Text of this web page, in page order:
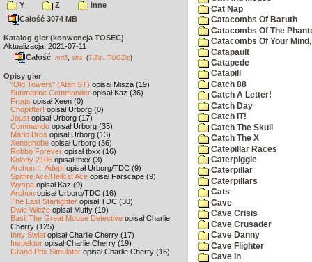
Y
Z
inne
Całość 3074 MB
Katalog gier (konwencja TOSEC)
Aktualizacja: 2021-07-11
Całość md5 sha (7-Zip TUGZip)
Opisy gier
"Old Towers" (Atari ST) opisał Misza (19)
Submarine Commander opisał Kaz (36)
Frogs opisał Xeen (0)
Choplifter! opisał Urborg (0)
Joust opisał Urborg (17)
Commando opisał Urborg (35)
Mario Bros opisał Urborg (13)
Xenophobe opisał Urborg (36)
Robbo Forever opisał tbxx (16)
Kolony 2106 opisał tbxx (3)
Archon II: Adept opisał Urborg/TDC (9)
Spitfire Ace/Hellcat Ace opisał Farscape (9)
Wyspa opisał Kaz (9)
Archon opisał Urborg/TDC (16)
The Last Starfighter opisał TDC (30)
Dwie Wieże opisał Muffy (19)
Basil The Great Mouse Detective opisał Charlie
Cherry (125)
Inny Świat opisał Charlie Cherry (17)
Inspektor opisał Charlie Cherry (19)
Grand Prix Simulator opisał Charlie Cherry (16)
Cat Nap
Catacombs Of Baruth
Catacombs Of The
Catacombs Of Your
Catapault
Catapede
Catapill
Catch 88
Catch A Letter!
Catch Day
Catch IT!
Catch The Skull
Catch The X
Catepillar Races
Caterpiggle
Caterpillar
Caterpillars
Cats
Cave
Cave Crisis
Cave Crusader
Cave Danny
Cave Flighter
Cave In